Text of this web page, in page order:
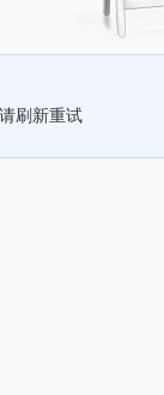
刷新重试